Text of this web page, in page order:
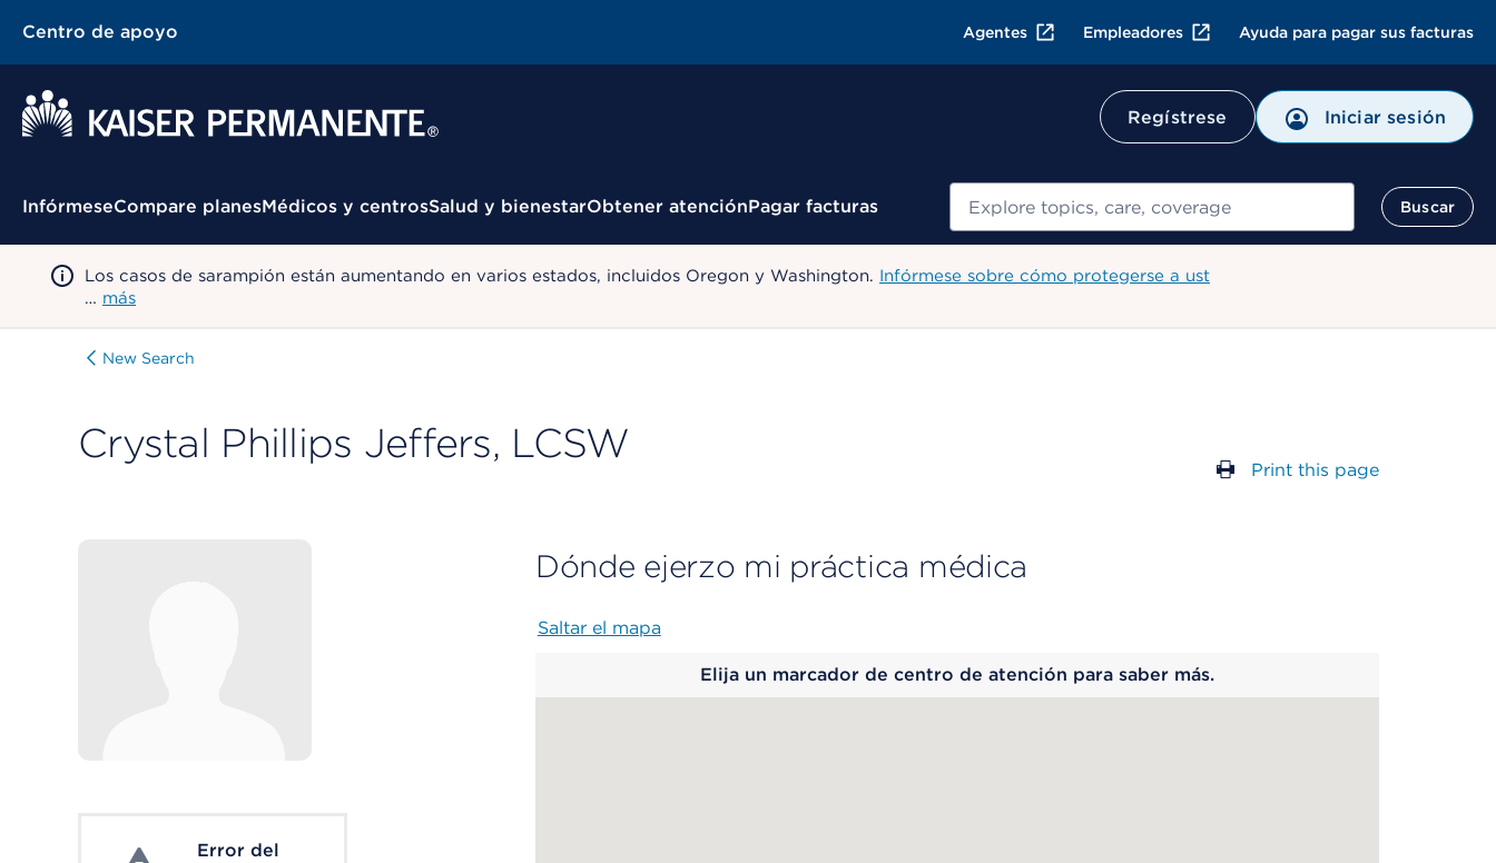
Centro de apoyo Agentes Empleadores Ayuda para pagar sus facturas
Regístrese Iniciar sesión
Menú contextual
InfórmeseCompare planesMédicos y centrosSalud y bienestarObtener atenciónPagar facturas Buscar
Buscar
Los casos de sarampión están aumentando en varios estados, incluidos Oregon y Washington. Infórmese sobre cómo protegerse a ust
… más
New Search
Crystal Phillips Jeffers, LCSW
Print this page
System ErrorError del
Dónde ejerzo mi práctica médica
Saltar el mapa
Elija un marcador de centro de atención para saber más.